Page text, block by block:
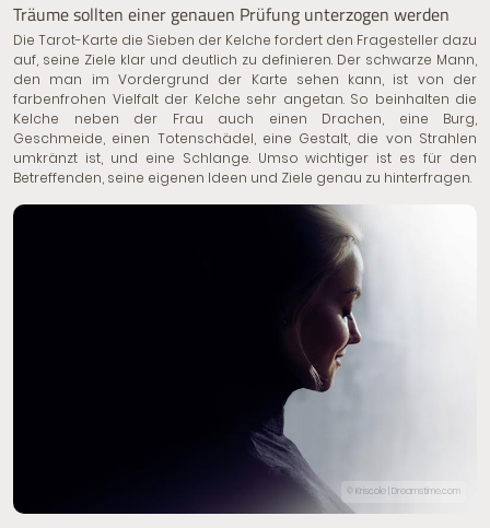
Träume sollten einer genauen Prüfung unterzogen werden
Die Tarot-Karte die Sieben der Kelche fordert den Fragesteller dazu
auf, seine Ziele klar und deutlich zu definieren. Der schwarze Mann,
den man im Vordergrund der Karte sehen kann, ist von der
farbenfrohen Vielfalt der Kelche sehr angetan. So beinhalten die
Kelche neben der Frau auch einen Drachen, eine Burg,
Geschmeide, einen Totenschädel, eine Gestalt, die von Strahlen
umkränzt ist, und eine Schlange. Umso wichtiger ist es für den
Betreffenden, seine eigenen Ideen und Ziele genau zu hinterfragen.
© Kriscole | Dreamstime.com